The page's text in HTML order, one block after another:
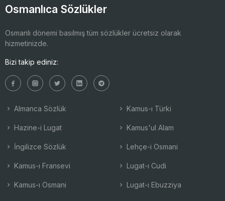
Osmanlıca Sözlükler
Osmanlı dönemi basılmış tüm sözlükler ücretsiz olarak
hizmetinizde.
Bizi takip ediniz:
Almanca Sözlük
Hazine-i Lugat
İngilizce Sözlük
Kamus-ı Fransevi
Kamus-ı Osmani
Kamus-ı Türki
Kamus'ul Alam
Lehçe-i Osmani
Lugat-ı Cudi
Lugat-ı Ebuzziya